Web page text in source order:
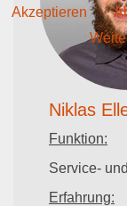
Niklas
Funktion:
Service-
Erfahrung:
Akzeptieren